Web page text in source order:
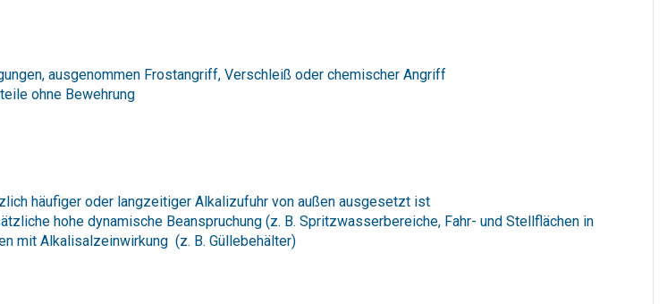
ausgenommen Frostangriff, Verschleiß oder chemischer Angriff
ohne Bewehrung
häufiger oder langzeitiger Alkalizufuhr von außen ausgesetzt ist
hohe dynamische Beanspruchung (z. B. Spritzwasserbereiche, Fahr- und Stellflächen in
mit Alkalisalzeinwirkung (z. B. Güllebehälter)